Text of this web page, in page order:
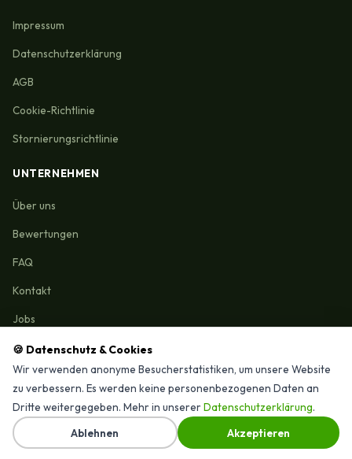
🍪 Datenschutz & Cookies
Wir verwenden anonyme Besucherstatistiken, um unsere Website
zu verbessern. Es werden keine personenbezogenen Daten an
Dritte weitergegeben. Mehr in unsererDatenschutzerklärung.
Ablehnen
Akzeptieren
Impressum
Datenschutzerklärung
AGB
Cookie-Richtlinie
Stornierungsrichtlinie
UNTERNEHMEN
Über uns
Bewertungen
FAQ
Kontakt
Jobs
Reinigungmunchen.de © 2026 Alle Rechte vorbehalten
⭐ 4,9/15 Google-Bewertungen · Seit 2025 in München
↑